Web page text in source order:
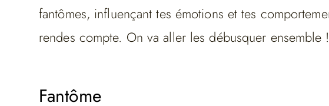
fantômes, influençant tes émotions et tes
rendes compte. On va aller les débusquer ensemble !
Fantôme